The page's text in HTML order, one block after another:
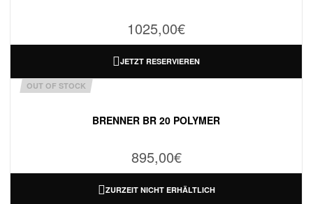
1025,00€
JETZT RESERVIEREN
OUT OF STOCK
BRENNER BR 20 POLYMER
895,00€
ZURZEIT NICHT ERHÄLTLICH